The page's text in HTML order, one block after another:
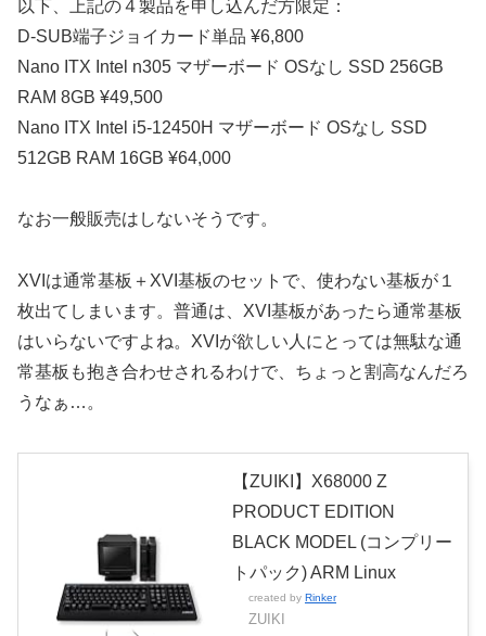
以下、上記の４製品を申し込んだ方限定：
D-SUB端子ジョイカード単品 ¥6,800
Nano ITX Intel n305 マザーボード OSなし SSD 256GB
RAM 8GB ¥49,500
Nano ITX Intel i5-12450H マザーボード OSなし SSD
512GB RAM 16GB ¥64,000
なお一般販売はしないそうです。
XVIは通常基板＋XVI基板のセットで、使わない基板が１
枚出てしまいます。普通は、XVI基板があったら通常基板
はいらないですよね。XVIが欲しい人にとっては無駄な通
常基板も抱き合わせされるわけで、ちょっと割高なんだろ
うなぁ…。
【ZUIKI】X68000 Z
PRODUCT EDITION
BLACK MODEL (コンプリー
トパック) ARM Linux
created by Rinker
ZUIKI